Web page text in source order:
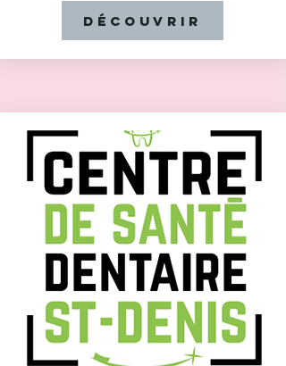
Découvrir